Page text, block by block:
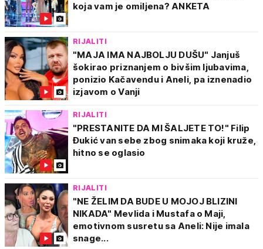
koja vam je omiljena? ANKETA
RIJALITI
"MAJA IMA NAJBOLJU DUŠU" Janjuš
šokirao priznanjem o bivšim ljubavima,
ponizio Kačavendu i Aneli, pa iznenadio
izjavom o Vanji
RIJALITI
"PRESTANITE DA MI ŠALJETE TO!" Filip
Đukić van sebe zbog snimaka koji kruže,
hitno se oglasio
RIJALITI
"NE ŽELIM DA BUDE U MOJOJ BLIZINI
NIKADA" Mevlida i Mustafa o Maji,
emotivnom susretu sa Aneli: Nije imala
snage...